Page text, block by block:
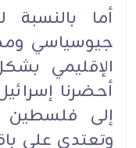
أما بالنسبة
جيوسياسي
الإقليمي
أحضرنا
إلى فلسطين
وتعتدي على